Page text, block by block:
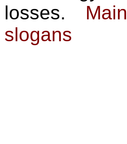
losses. Main
slogans